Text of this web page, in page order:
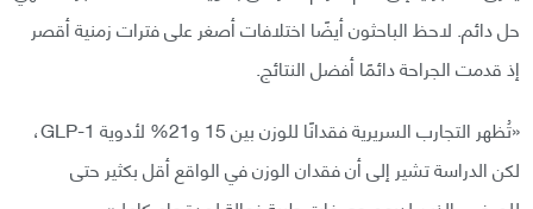
حل دائم. لاحظ الباحثون أيضًا اختلافات أصغر على فترات زمنية أقصر
إذ قدمت الجراحة دائمًا أفضل النتائج.
«تُظهر التجارب السريرية فقدانًا للوزن بين 15 و21% لأدوية GLP-1،
لكن الدراسة تشير إلى أن فقدان الوزن في الواقع أقل بكثير حتى